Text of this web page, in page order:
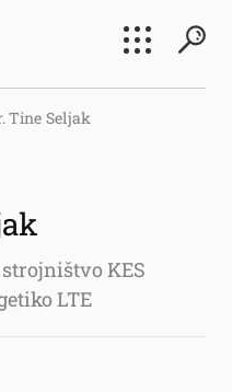
Tine Seljak
KES
LTE